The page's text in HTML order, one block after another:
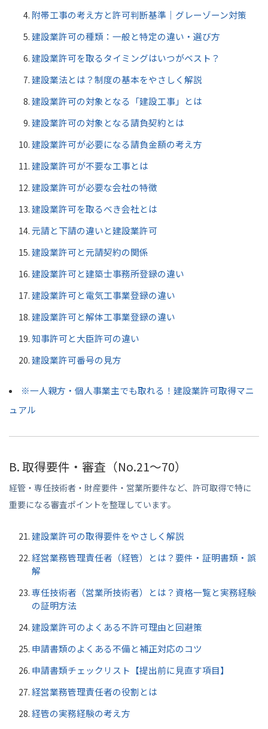
附帯工事の考え方と許可判断基準｜グレーゾーン対策
建設業許可の種類：一般と特定の違い・選び方
建設業許可を取るタイミングはいつがベスト？
建設業法とは？制度の基本をやさしく解説
建設業許可の対象となる「建設工事」とは
建設業許可の対象となる請負契約とは
建設業許可が必要になる請負金額の考え方
建設業許可が不要な工事とは
建設業許可が必要な会社の特徴
建設業許可を取るべき会社とは
元請と下請の違いと建設業許可
建設業許可と元請契約の関係
建設業許可と建築士事務所登録の違い
建設業許可と電気工事業登録の違い
建設業許可と解体工事業登録の違い
知事許可と大臣許可の違い
建設業許可番号の見方
※一人親方・個人事業主でも取れる！建設業許可取得マニ
ュアル
B. 取得要件・審査（No.21〜70）
経管・専任技術者・財産要件・営業所要件など、許可取得で特に
重要になる審査ポイントを整理しています。
建設業許可の取得要件をやさしく解説
経営業務管理責任者（経管）とは？要件・証明書類・誤
解
専任技術者（営業所技術者）とは？資格一覧と実務経験
の証明方法
建設業許可のよくある不許可理由と回避策
申請書類のよくある不備と補正対応のコツ
申請書類チェックリスト【提出前に見直す項目】
経営業務管理責任者の役割とは
経管の実務経験の考え方